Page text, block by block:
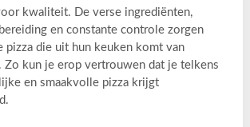
kwaliteit. De verse ingrediënten,
en constante controle zorgen
pizza die uit hun keuken komt van
kun je erop vertrouwen dat je telkens
en smaakvolle pizza krijgt